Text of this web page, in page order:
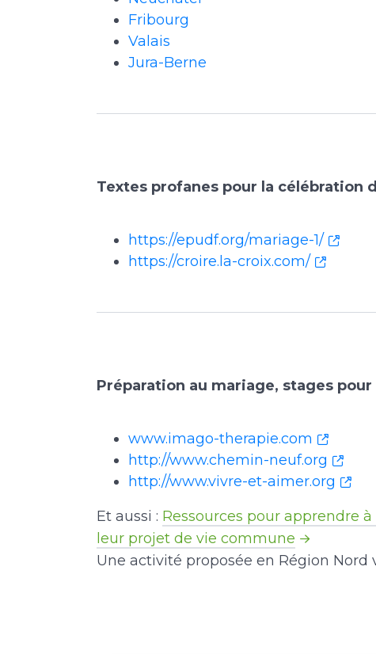
Fribourg
Valais
Jura-Berne
Textes profanes pour la célébration
https://epudf.org/mariage-1/
https://croire.la-croix.com/
Préparation au mariage, stages pour
www.imago-therapie.com
http://www.chemin-neuf.org
http://www.vivre-et-aimer.org
Et aussi : Ressources pour apprendre
leur projet de vie commune
Une activité proposée en Région Nord